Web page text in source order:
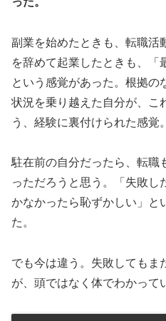
副業を始めたときも、転職活
を辞めて起業したときも、「
という感覚があった。根拠の
状況を乗り越えた自分が、こ
う、経験に裏付けられた感覚。
駐在前の自分だったら、転職
っただろうと思う。「失敗し
かなかったら恥ずかしい」と
た。
でも今は違う。失敗してもま
が、頭ではなく体でわかって